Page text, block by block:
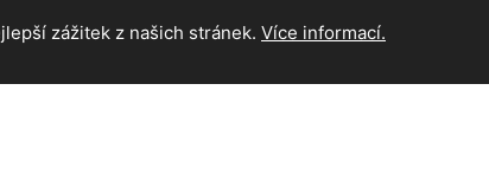
zážitek z našich stránek. Více informací.